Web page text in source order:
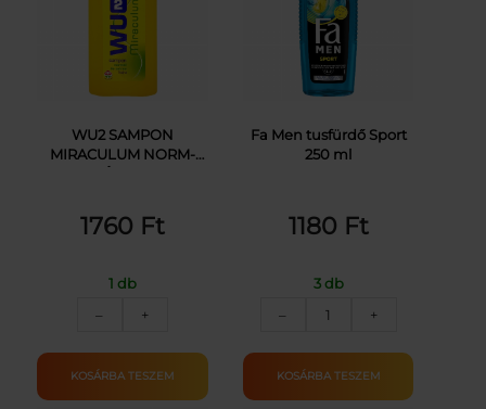
WU2 SAMPON
MIRACULUM NORM-
1760 Ft
1 db
–
MIRACULUM
NORM-
+
KOSÁRBA TESZEM
Fa Men tusfürdő Sport
250 ml
1180 Ft
3 db
–
FA
TUSFÜRDŐ
ACTIVE
+
KOSÁRBA TESZEM